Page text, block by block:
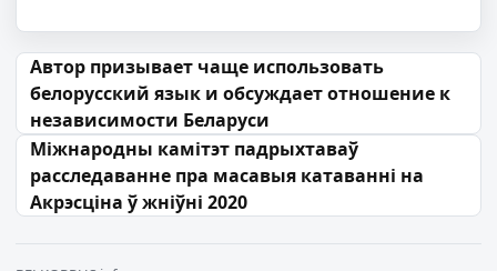
Навігацыя па запісах
Автор призывает чаще использовать
белорусский язык и обсуждает отношение к
независимости Беларуси
Міжнародны камітэт падрыхтаваў
расследаванне пра масавыя катаванні на
Акрэсціна ў жніўні 2020